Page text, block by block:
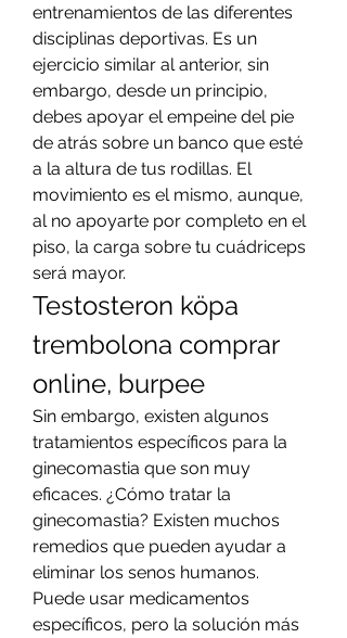
entrenamientos de las diferentes
disciplinas deportivas. Es un
ejercicio similar al anterior, sin
embargo, desde un principio,
debes apoyar el empeine del pie
de atrás sobre un banco que esté
a la altura de tus rodillas. El
movimiento es el mismo, aunque,
al no apoyarte por completo en el
piso, la carga sobre tu cuádriceps
será mayor.
Testosteron köpa
trembolona comprar
online, burpee
Sin embargo, existen algunos
tratamientos específicos para la
ginecomastia que son muy
eficaces. ¿Cómo tratar la
ginecomastia? Existen muchos
remedios que pueden ayudar a
eliminar los senos humanos.
Puede usar medicamentos
específicos, pero la solución más